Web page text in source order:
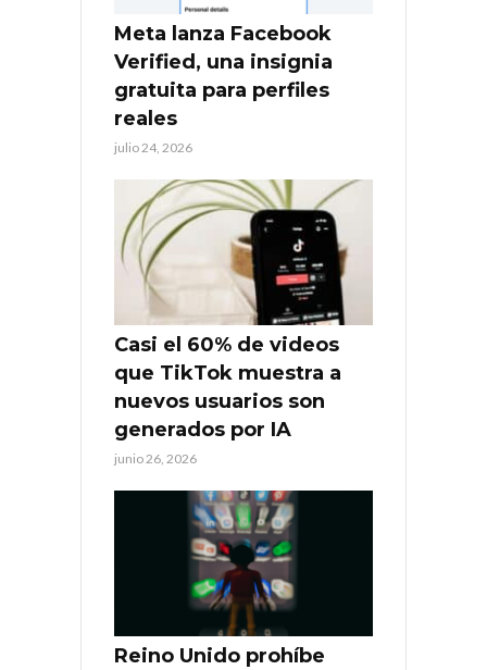
Meta lanza Facebook
Verified, una insignia
gratuita para perfiles
reales
julio 24, 2026
Casi el 60% de videos
que TikTok muestra a
nuevos usuarios son
generados por IA
junio 26, 2026
Reino Unido prohíbe